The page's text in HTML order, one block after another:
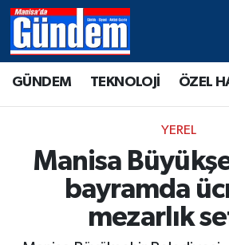
GÜNDEM TEKNOLOJİ ÖZEL
YEREL
Manisa
bayramda
mezarlık
Manisa Hava Durumu
Tüm Manşetler
Son Dakika Haberleri